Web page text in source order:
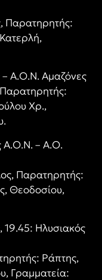
Παρατηρητής:
Α.Ο.Ν. Αμαζόνες
Χρ.,
Α.Ο.Ν. – Α.Ο.
Παρατηρητής:
Θεοδοσίου,
19.45: Ηλυσιακός
Ράπτης,
Γραμματεία: